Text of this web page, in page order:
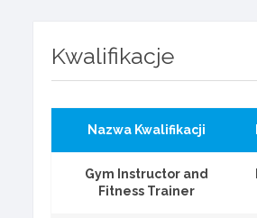
Kwalifikacje
Nazwa Kwalifikacji
Gym Instructor and
Fitness Trainer